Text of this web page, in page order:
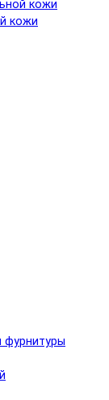
кожи
кожи
фурнитуры